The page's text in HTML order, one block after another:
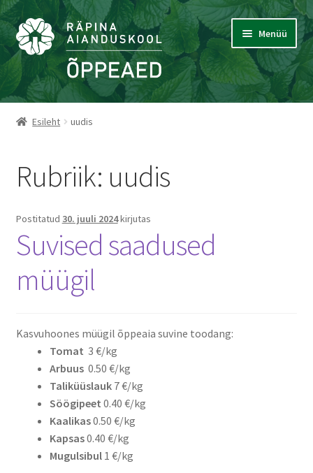
Liigu
navigeerimisele
Liigu
sisu
juurde
Menüü
Õppeaed ja toodangu müük
Kontakt
Aianduskooli lehele
Esileht uudis
Rubriik: uudis
Postitatud 30. juuli 2024kirjutas
Suvised saadused
müügil
Kasvuhoones müügil õppeaia suvine toodang:
Tomat 3 €/kg
Arbuus0.50 €/kg
Taliküüslauk7 €/kg
Söögipeet 0.40 €/kg
Kaalikas0.50 €/kg
Kapsas0.40 €/kg
Mugulsibul1 €/kg